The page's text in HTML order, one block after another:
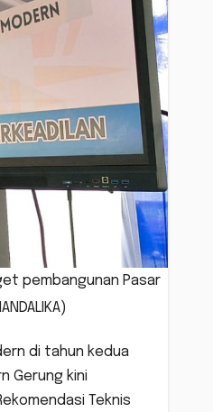
pembangunan Pasar
di tahun kedua
Gerung kini
Teknis